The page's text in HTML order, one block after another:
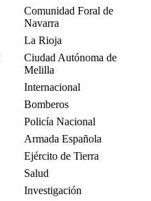
Comunidad Foral de
Navarra
La Rioja
Ciudad Autónoma de
Melilla
Internacional
Bomberos
Policía Nacional
Armada Española
Ejército de Tierra
Salud
Investigación